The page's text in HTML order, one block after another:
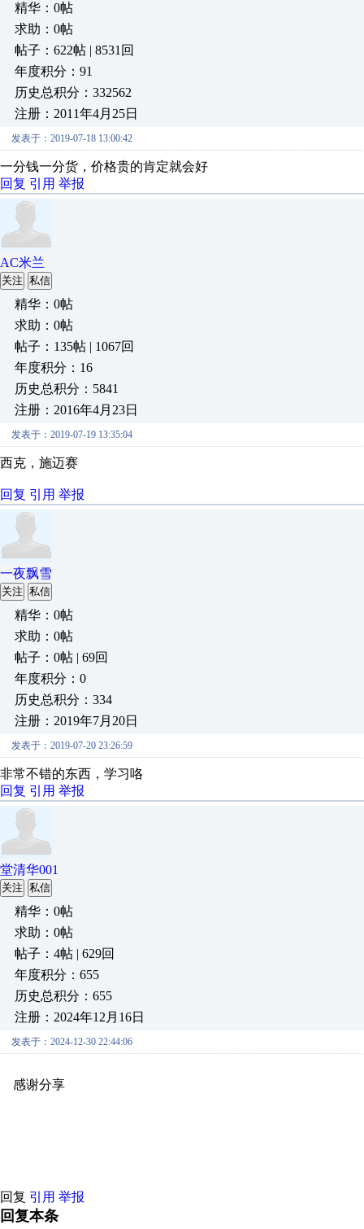
精华：0帖
求助：0帖
帖子：622帖 | 8531回
年度积分：91
历史总积分：332562
注册：2011年4月25日
发表于：2019-07-18 13:00:42
一分钱一分货，价格贵的肯定就会好
回复 引用 举报
AC米兰
关注 私信
精华：0帖
求助：0帖
帖子：135帖 | 1067回
年度积分：16
历史总积分：5841
注册：2016年4月23日
发表于：2019-07-19 13:35:04
西克，施迈赛
回复 引用 举报
一夜飘雪
关注 私信
精华：0帖
求助：0帖
帖子：0帖 | 69回
年度积分：0
历史总积分：334
注册：2019年7月20日
发表于：2019-07-20 23:26:59
非常不错的东西，学习咯
回复 引用 举报
堂清华001
关注 私信
精华：0帖
求助：0帖
帖子：4帖 | 629回
年度积分：655
历史总积分：655
注册：2024年12月16日
发表于：2024-12-30 22:44:06
感谢分享
回复 引用 举报
回复本条